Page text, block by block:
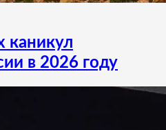
каникул
в 2026 году